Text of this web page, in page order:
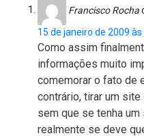
Francisco Rocha
15 de janeiro de 2009 às
Como assim
informações muito
comemorar o fato de
contrário, tirar um site
sem que se tenha
realmente se deve